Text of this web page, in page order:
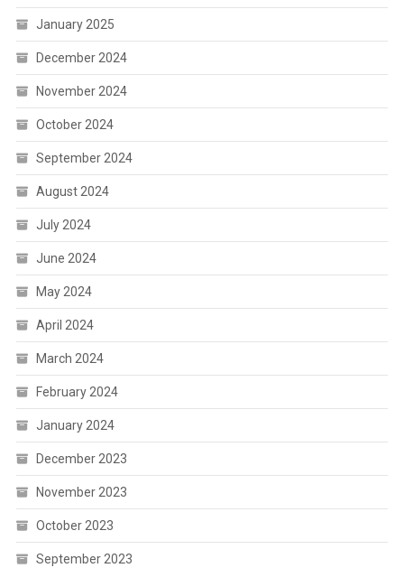
January 2025
December 2024
November 2024
October 2024
September 2024
August 2024
July 2024
June 2024
May 2024
April 2024
March 2024
February 2024
January 2024
December 2023
November 2023
October 2023
September 2023